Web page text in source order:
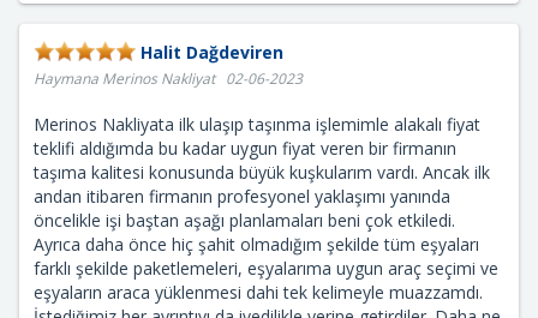
Halit Dağdeviren
Haymana Merinos Nakliyat 02-06-2023
Merinos Nakliyata ilk ulaşıp taşınma işlemimle alakalı fiyat
teklifi aldığımda bu kadar uygun fiyat veren bir firmanın
taşıma kalitesi konusunda büyük kuşkularım vardı. Ancak ilk
andan itibaren firmanın profesyonel yaklaşımı yanında
öncelikle işi baştan aşağı planlamaları beni çok etkiledi.
Ayrıca daha önce hiç şahit olmadığım şekilde tüm eşyaları
farklı şekilde paketlemeleri, eşyalarıma uygun araç seçimi ve
eşyaların araca yüklenmesi dahi tek kelimeyle muazzamdı.